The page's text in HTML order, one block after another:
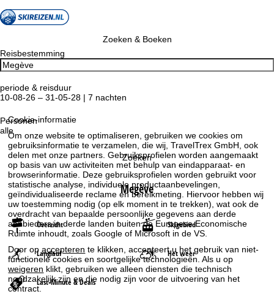
Cookie-informatie
Om onze website te optimaliseren, gebruiken we cookies om
gebruiksinformatie te verzamelen, die wij, TravelTrex GmbH, ook
delen met onze partners. Gebruiksprofielen worden aangemaakt
op basis van uw activiteiten met behulp van eindapparaat- en
browserinformatie. Deze gebruiksprofielen worden gebruikt voor
statistische analyse, individuele productaanbevelingen,
geïndividualiseerde reclame en bereikmeting. Hiervoor hebben wij
uw toestemming nodig (op elk moment in te trekken), wat ook de
overdracht van bepaalde persoonlijke gegevens aan derde
aanbieders in derde landen buiten de Europese Economische
Ruimte inhoudt, zoals Google of Microsoft in de VS.
Door opaccepteren te klikken, accepteert u het gebruik van niet-
functionele cookies en soortgelijke technologieën. Als u op
weigeren klikt, gebruiken we alleen diensten die technisch
noodzakelijk zijn en die nodig zijn voor de uitvoering van het
contract.
Zoeken & Boeken
Reisbestemming
periode & reisduur
10-08-26 – 31-05-28 | 7 nachten
Personen
alle
Zoeken
Megève
Overzicht Skigebied
Langlauf Het weer
Last-Minute & Deals